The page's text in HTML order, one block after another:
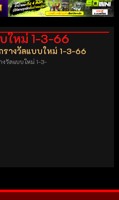
ใหม่ 1-3-66
รางวัลแบบใหม่ 1-3-66
วัลแบบใหม่ 1-3-